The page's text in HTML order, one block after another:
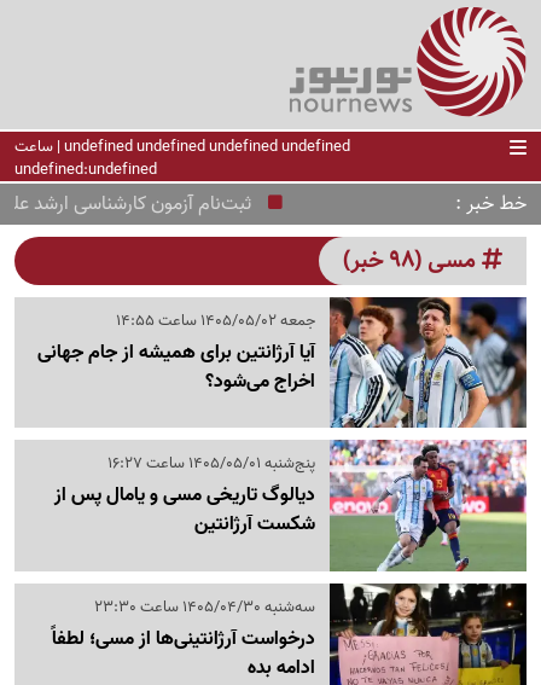
undefined undefined undefined undefined | ساعت
undefined:undefined
خط خبر ثبت‌نام‌ آزمون کارشناسی ارشد علوم
مسی (98 خبر)
جمعه 1405/05/02 ساعت 14:55
آیا آرژانتین برای همیشه از جام جهانی
اخراج می‌شود؟
پنج‌شنبه 1405/05/01 ساعت 16:27
دیالوگ تاریخی مسی و یامال پس از
شکست آرژانتین
سه‌شنبه 1405/04/30 ساعت 23:30
درخواست آرژانتینی‌ها از مسی؛ لطفاً
ادامه بده